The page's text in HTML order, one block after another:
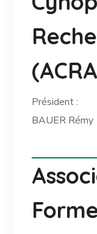
Président :
BAUER Rémy